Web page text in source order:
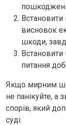
висновок
шкоди,
Встановити
питання
Якщо мирним
не панікуйте, а
спорів, який
суді.